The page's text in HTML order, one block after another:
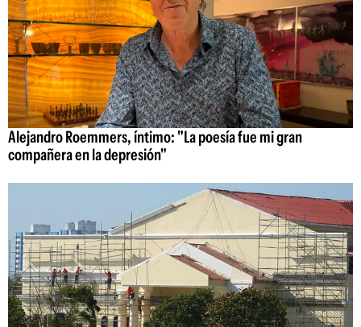
Alejandro Roemmers, íntimo: "La poesía fue mi gran
compañera en la depresión"